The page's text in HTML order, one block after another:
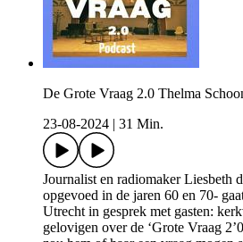
De Grote Vraag 2.0 Thelma
23-08-2024
31 Min.
Journalist en radiomaker Liesbeth
opgevoed in de jaren 60 en 70-
Utrecht in gesprek met gasten:
gelovigen over de ‘Grote Vraag